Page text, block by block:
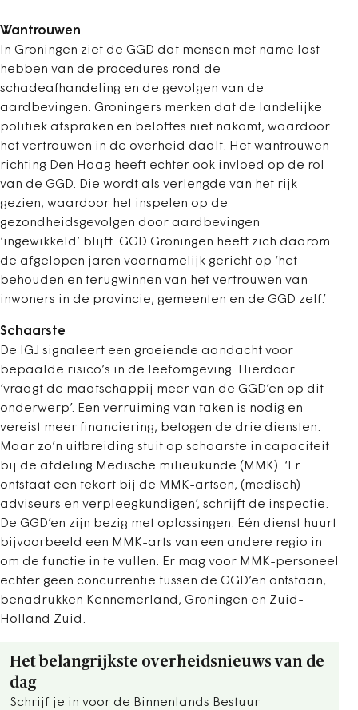
Wantrouwen
In Groningen ziet de GGD dat mensen met name last
hebben van de procedures rond de
schadeafhandeling en de gevolgen van de
aardbevingen. Groningers merken dat de landelijke
politiek afspraken en beloftes niet nakomt, waardoor
het vertrouwen in de overheid daalt. Het wantrouwen
richting Den Haag heeft echter ook invloed op de rol
van de GGD. Die wordt als verlengde van het rijk
gezien, waardoor het inspelen op de
gezondheidsgevolgen door aardbevingen
‘ingewikkeld’ blijft. GGD Groningen heeft zich daarom
de afgelopen jaren voornamelijk gericht op ‘het
behouden en terugwinnen van het vertrouwen van
inwoners in de provincie, gemeenten en de GGD zelf.’
Schaarste
De IGJ signaleert een groeiende aandacht voor
bepaalde risico’s in de leefomgeving. Hierdoor
‘vraagt de maatschappij meer van de GGD’en op dit
onderwerp’. Een verruiming van taken is nodig en
vereist meer financiering, betogen de drie diensten.
Maar zo’n uitbreiding stuit op schaarste in capaciteit
bij de afdeling Medische milieukunde (MMK). ‘Er
ontstaat een tekort bij de MMK-artsen, (medisch)
adviseurs en verpleegkundigen’, schrijft de inspectie.
De GGD’en zijn bezig met oplossingen. Eén dienst huurt
bijvoorbeeld een MMK-arts van een andere regio in
om de functie in te vullen. Er mag voor MMK-personeel
echter geen concurrentie tussen de GGD’en ontstaan,
benadrukken Kennemerland, Groningen en Zuid-
Holland Zuid.
Het belangrijkste overheidsnieuws van de
dag
Schrijf je in voor de Binnenlands Bestuur